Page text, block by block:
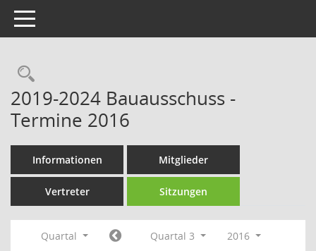
Toggle navigation
Rechercheauswahl
2019-2024 Bauausschuss -
Termine 2016
Informationen Mitglieder
Vertreter Sitzungen
Quartal Quartal 3
2016